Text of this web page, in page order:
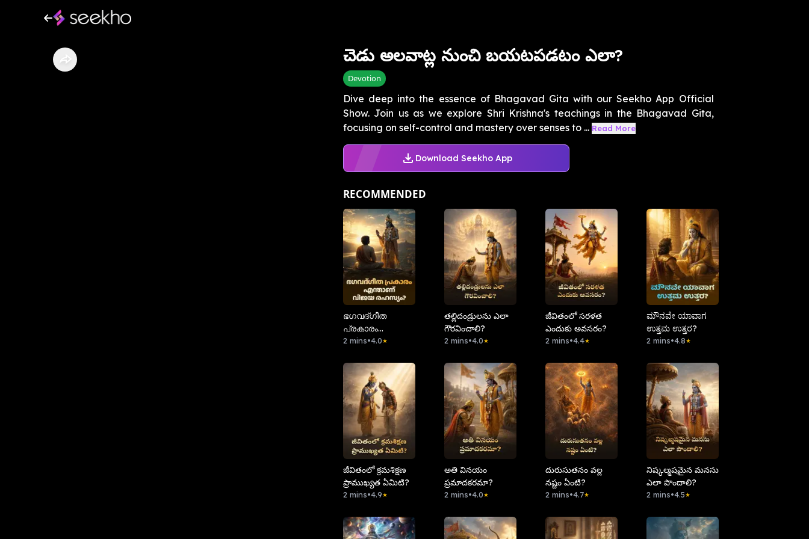
చెడు అలవాట్ల నుంచి బయటపడటం ఎలా?
Devotion
Dive deep into the essence of Bhagavad Gita with our Seekho App Official
Show. Join us as we explore Shri Krishna's teachings in the Bhagavad Gita,
focusing on self-control and mastery over senses to ... Read More
Download Seekho App
RECOMMENDED
ഭഗവദ്ഗീത
പ്രകാരം
എന്താണ് വിജയ
2 mins•4.0★
తల్లిదండ్రులను ఎలా
గౌరవించాలి?
2 mins•4.0★
జీవితంలో సరళత
ఎందుకు అవసరం?
2 mins•4.4★
ಮೌನವೇ ಯಾವಾಗ
ಉತ್ತಮ ಉತ್ತರ?
2 mins•4.8★
⁠జీవితంలో క్రమశిక్షణ
ప్రాముఖ్యత ఏమిటి?
2 mins•4.9★
అతి వినయం
ప్రమాదకరమా?
2 mins•4.0★
దురుసుతనం వల్ల
నష్టం ఏంటి?
2 mins•4.7★
నిష్కల్మషమైన మనసు
ఎలా పొందాలి?
2 mins•4.5★